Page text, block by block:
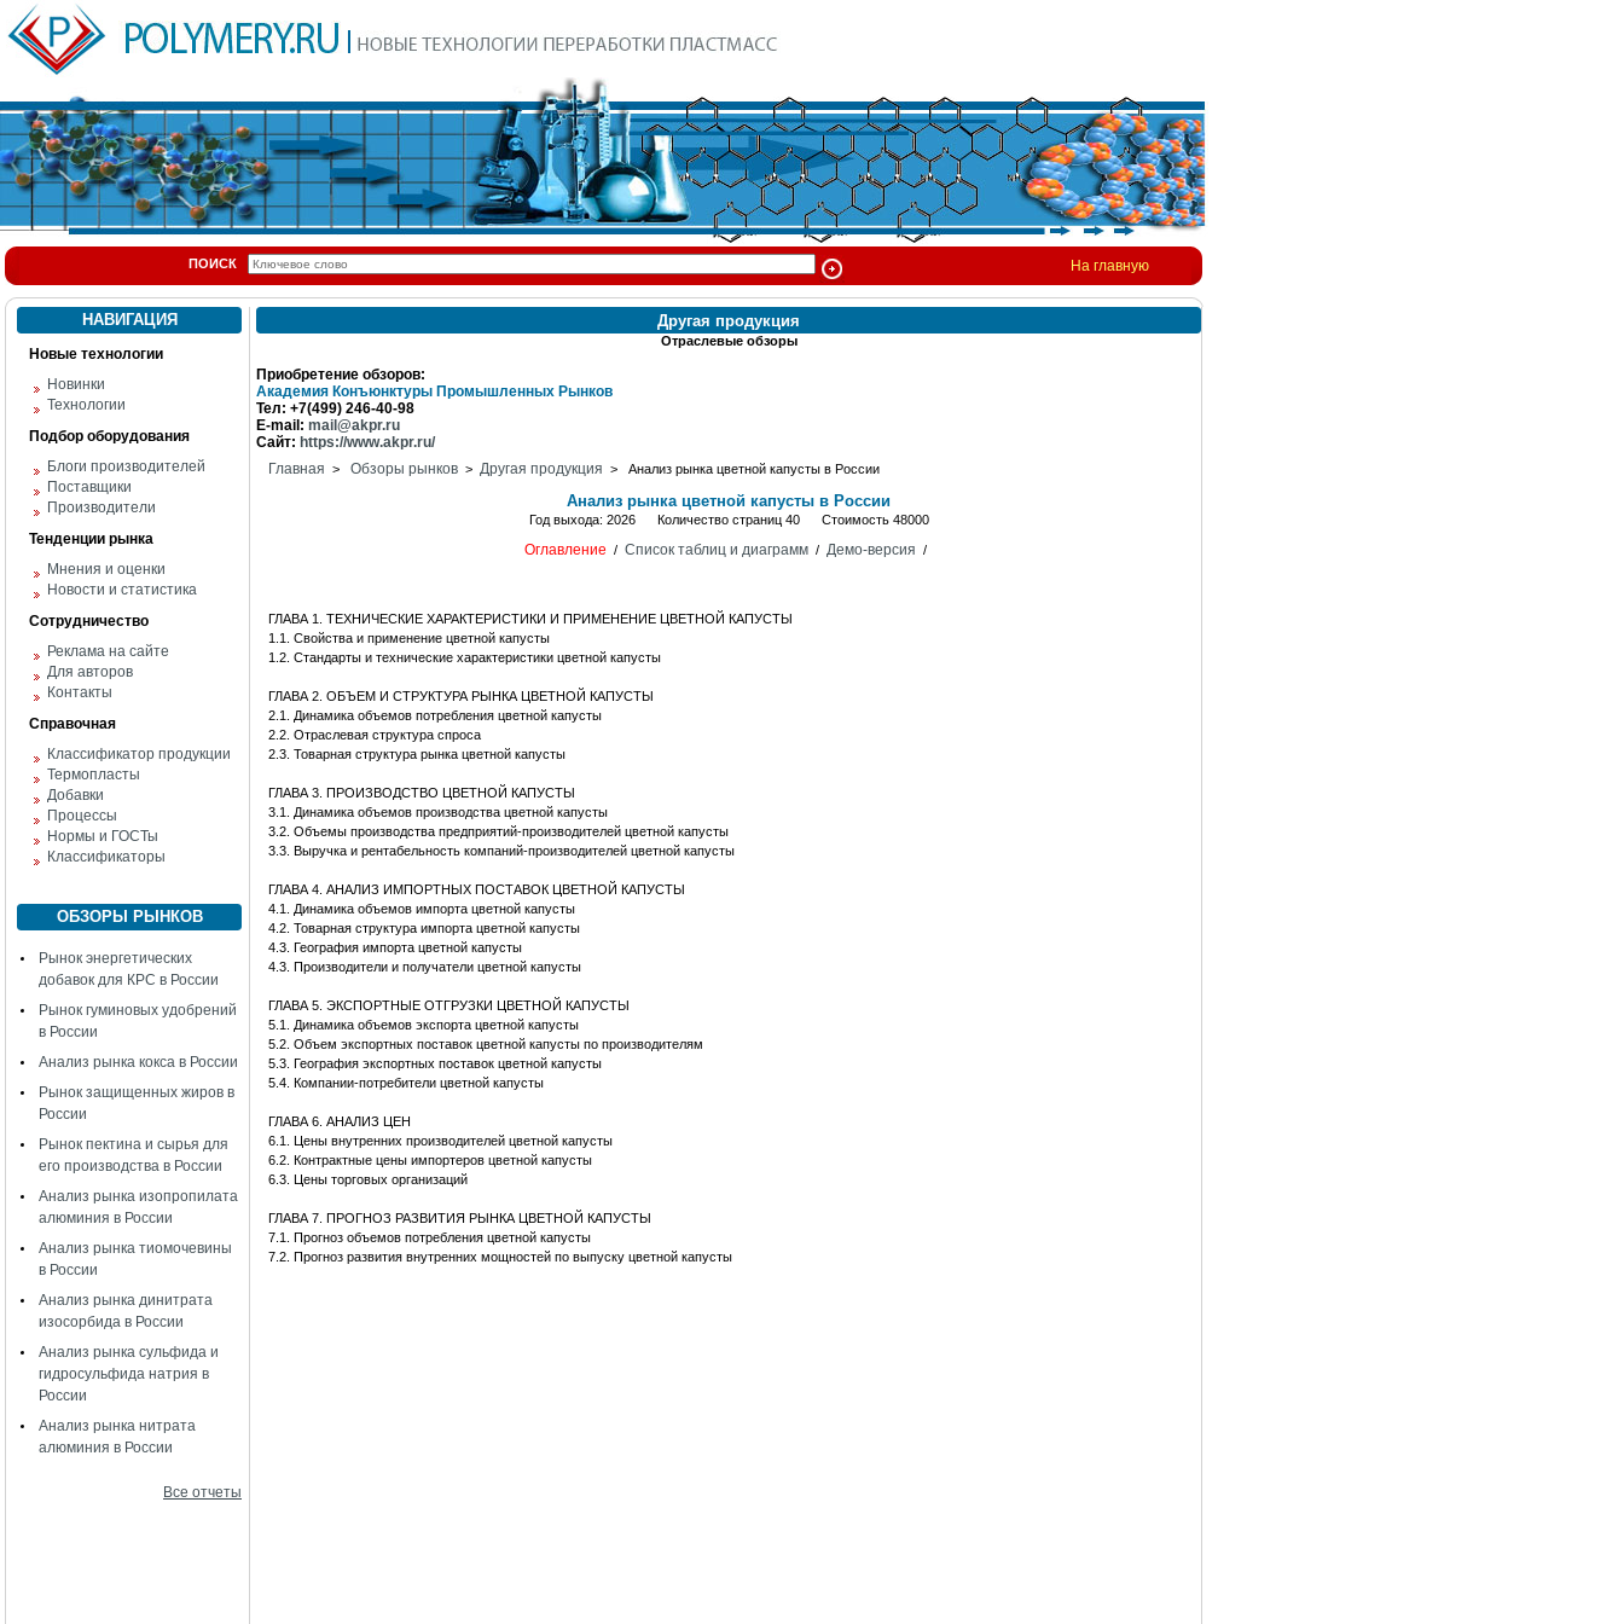
ПОИСК На главную
НАВИГАЦИЯ
Новые технологии
Новинки
Технологии
Подбор оборудования
Блоги производителей
Поставщики
Производители
Тенденции рынка
Мнения и оценки
Новости и статистика
Сотрудничество
Реклама на сайте
Для авторов
Контакты
Справочная
Классификатор продукции
Термопласты
Добавки
Процессы
Нормы и ГОСТы
Классификаторы
ОБЗОРЫ РЫНКОВ
Рынок энергетических
добавок для КРС в России
Рынок гуминовых удобрений
в России
Анализ рынка кокса в России
Рынок защищенных жиров в
России
Рынок пектина и сырья для
его производства в России
Анализ рынка изопропилата
алюминия в России
Анализ рынка тиомочевины
в России
Анализ рынка динитрата
изосорбида в России
Анализ рынка сульфида и
гидросульфида натрия в
России
Анализ рынка нитрата
алюминия в России
Все отчеты
Другая продукция
Отраслевые обзоры
Приобретение обзоров:
Академия Конъюнктуры Промышленных Рынков
Тел: +7(499) 246-40-98
E-mail: mail@akpr.ru
Сайт: https://www.akpr.ru/
Главная > Обзоры рынков > Другая продукция > Анализ рынка цветной капусты в России
Анализ рынка цветной капусты в России
Год выхода: 2026 Количество страниц 40 Стоимость 48000
Оглавление / Список таблиц и диаграмм/ Демо-версия /
ГЛАВА 1. ТЕХНИЧЕСКИЕ ХАРАКТЕРИСТИКИ И ПРИМЕНЕНИЕ ЦВЕТНОЙ КАПУСТЫ
1.1. Свойства и применение цветной капусты
1.2. Стандарты и технические характеристики цветной капусты
ГЛАВА 2. ОБЪЕМ И СТРУКТУРА РЫНКА ЦВЕТНОЙ КАПУСТЫ
2.1. Динамика объемов потребления цветной капусты
2.2. Отраслевая структура спроса
2.3. Товарная структура рынка цветной капусты
ГЛАВА 3. ПРОИЗВОДСТВО ЦВЕТНОЙ КАПУСТЫ
3.1. Динамика объемов производства цветной капусты
3.2. Объемы производства предприятий-производителей цветной капусты
3.3. Выручка и рентабельность компаний-производителей цветной капусты
ГЛАВА 4. АНАЛИЗ ИМПОРТНЫХ ПОСТАВОК ЦВЕТНОЙ КАПУСТЫ
4.1. Динамика объемов импорта цветной капусты
4.2. Товарная структура импорта цветной капусты
4.3. География импорта цветной капусты
4.3. Производители и получатели цветной капусты
ГЛАВА 5. ЭКСПОРТНЫЕ ОТГРУЗКИ ЦВЕТНОЙ КАПУСТЫ
5.1. Динамика объемов экспорта цветной капусты
5.2. Объем экспортных поставок цветной капусты по производителям
5.3. География экспортных поставок цветной капусты
5.4. Компании-потребители цветной капусты
ГЛАВА 6. АНАЛИЗ ЦЕН
6.1. Цены внутренних производителей цветной капусты
6.2. Контрактные цены импортеров цветной капусты
6.3. Цены торговых организаций
ГЛАВА 7. ПРОГНОЗ РАЗВИТИЯ РЫНКА ЦВЕТНОЙ КАПУСТЫ
7.1. Прогноз объемов потребления цветной капусты
7.2. Прогноз развития внутренних мощностей по выпуску цветной капусты